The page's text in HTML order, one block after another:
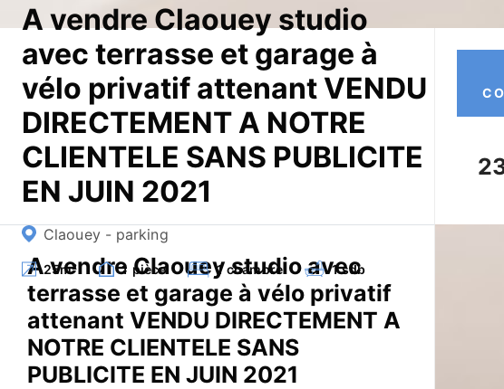
A vendre Claouey studio
avec terrasse et garage à
vélo privatif attenant VENDU
DIRECTEMENT A NOTRE
CLIENTELE SANS PUBLICITE
EN JUIN 2021
Claouey - parking
25m² 1 pièce 1 chambre 1 sdb
A vendre Claouey studio avec
terrasse et garage à vélo privatif
attenant VENDU DIRECTEMENT A
NOTRE CLIENTELE SANS
PUBLICITE EN JUIN 2021